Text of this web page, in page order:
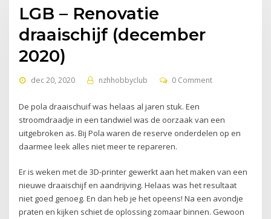
LGB – Renovatie
draaischijf (december
2020)
dec 20, 2020 nzhhobbyclub 0 Comment
De pola draaischuif was helaas al jaren stuk. Een
stroomdraadje in een tandwiel was de oorzaak van een
uitgebroken as. Bij Pola waren de reserve onderdelen op en
daarmee leek alles niet meer te repareren.
Er is weken met de 3D-printer gewerkt aan het maken van een
nieuwe draaischijf en aandrijving. Helaas was het resultaat
niet goed genoeg. En dan heb je het opeens! Na een avondje
praten en kijken schiet de oplossing zomaar binnen. Gewoon